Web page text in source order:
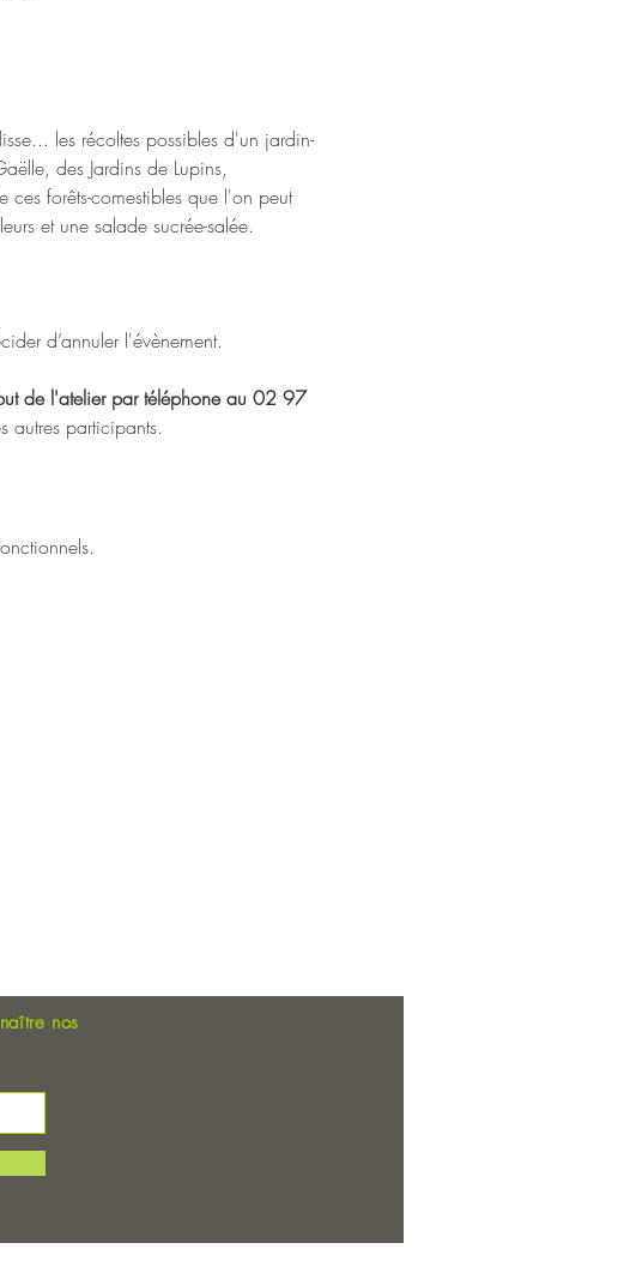
les récoltes possibles d'un jardin-
des Jardins de Lupins,
ces forêts-comestibles que l'on peut
et une salade sucrée-salée.
d’annuler l'évènement.
de l'atelier par téléphone au 02 97
autres participants.
nos